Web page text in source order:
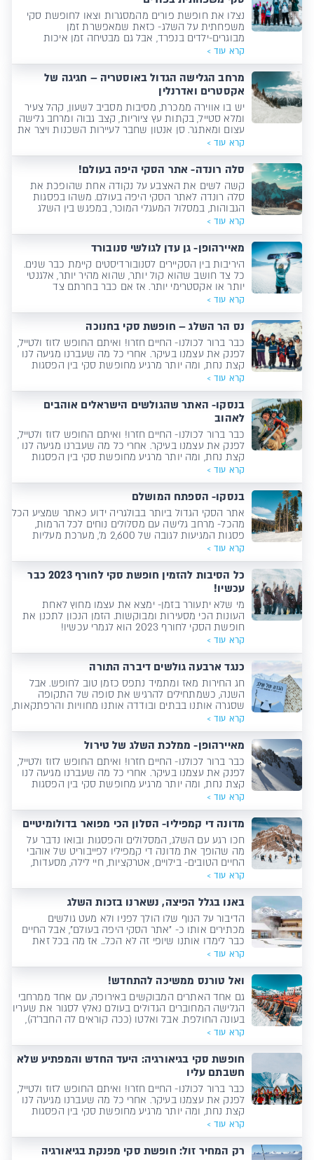
נצלו את חופשת פורים מהמסגרות וצאו לחופשת סקי
משפחתית על השלג- כזאת שמאפשרת זמן
מבוגרים-ילדים בנפרד, אבל גם מבטיחה זמן איכות
משפחתי שלא דומה לשום דבר אחר!
קרא עוד >
מרחב הגלישה הגדול באוסטריה – חגיגה של
אקסטרים ואדרנלין
יש בו אווירה ממכרת, מסיבות מסביב לשעון, קהל צעיר
ומלא סטייל, בקתות עץ ציוריות, קצב גבוה ומרחב גלישה
עצום ומאתגר. סן אנטון שחבר לעיירות השכנות ויצר את
הוא יעד חובה לכל גולש סקי!
קרא עוד >
סלה רונדה- אתר הסקי היפה בעולם!
קשה לשים את האצבע על נקודה אחת שהופכת את
סלה רונדה לאתר הסקי היפה בעולם. משהו בפסגות
הגבוהות, במסלול המעגלי המוכר, במפגש בין השלג
לעיירות- יוצר תחושה שנחתתם לתוך גלויה. ובכל זאת,
היופי כאן, הוא רק ההתחלה...
קרא עוד >
מאיירהופן- גן עדן לגולשי סנובורד
היריבות בין הסקיירים לסנובורדיסטים קיימת כבר שנים.
כל צד חושב שהוא קול יותר, שהוא מהיר יותר, אלגנטי
יותר או אקסטרימי יותר. אז אם כבר בחרתם צד
והצטרפתם לעולם הסנובורדיסטים ,כדאי שתדעו איפה
לגלוש ומה מחכה לכם.
קרא עוד >
נס הר השלג – חופשת סקי בחנוכה
כבר ברור לכולנו- החיים חזרו! ואיתם החופש לזוז ולטייל,
לפנק את עצמנו בעיקר. אחרי כל מה שעברנו מגיעה לנו
קצת נחת, ומה יותר מרגיע מחופשת סקי בין הפסגות
המושלגות של בנסקו?
קרא עוד >
בנסקו- האתר שהגולשים הישראלים אוהבים
לאהוב
כבר ברור לכולנו- החיים חזרו! ואיתם החופש לזוז ולטייל,
לפנק את עצמנו בעיקר. אחרי כל מה שעברנו מגיעה לנו
קצת נחת, ומה יותר מרגיע מחופשת סקי בין הפסגות
המושלגות של בנסקו?
קרא עוד >
בנסקו- הספתח המושלם
אתר הסקי הגדול ביותר בבולגריה ידוע כאתר שמציע הכל
מהכל- מרחב גלישה עם מסלולים נוחים לכל הרמות,
פסגות המגיעות לגובה של 2,600 מ', מערכת מעליות
מתוחזקת ומושקעת, סנופארק ידידותי, שופינג, טברנות,
מרכזי ספא, ברים, מסעדות, אווירה דינמית שמתאימה לכל
הרכב.
קרא עוד >
כל הסיבות להזמין חופשת סקי לחורף 2023 כבר
עכשיו!
מי שלא יתעורר בזמן- ימצא את עצמו מחוץ לאחת
העונות הכי מסעירות ומבוקשות. הזמן הנכון לתכנן את
חופשת הסקי לחורף 2023 הוא לגמרי עכשיו!
קרא עוד >
כנגד ארבעה גולשים דיברה התורה
חג החירות מאז ומתמיד נתפס כזמן טוב לחופש. אבל
השנה, כשמתחילים להרגיש את סופה של התקופה
שסגרה אותנו בבתים ובודדה אותנו מחוויות והרפתקאות,
נדמה שכולם מחפשים הרבה יותר מסתם חופשה.
מחפשים חופשה שתפרוץ גבולות, שתספק חוויות, שיהיה
בה הכל מהכל ושתטעין לנו בחזרה את מצבורי האנרגיות.
קרא עוד >
מאיירהופן- ממלכת השלג של טירול
כבר ברור לכולנו- החיים חזרו! ואיתם החופש לזוז ולטייל,
לפנק את עצמנו בעיקר. אחרי כל מה שעברנו מגיעה לנו
קצת נחת, ומה יותר מרגיע מחופשת סקי בין הפסגות
המושלגות של בנסקו?
קרא עוד >
מדונה די קמפיליו- הסלון הכי מפואר בדולומיטיים
חכו רגע עם השלג, המסלולים והפסגות ובואו נדבר על
מה שהופך את מדונה די קמפיליו לפייבוריט של אוהבי
החיים הטובים- בילויים, אטרקציות, חיי לילה, מסעדות,
שופינג – אם אתם מתכננים סיקור במדונה כדאי שתארזו
טוקסידו או שמלת ערב כי זה הולך להיות נוצץ!
קרא עוד >
באנו בגלל הפיצה, נשארנו בזכות השלג
הדיבור על הנוף שלו הולך לפניו ולא מעט גולשים
מכתירים אותו כ- "אתר הסקי היפה בעולם", אבל החיים
כבר לימדו אותנו שיופי זה לא הכל... אז מה בכל זאת
הופך את סלה רונדה האיטלקי לאחד מאתרי הסקי
האירופים הכי מבוקשים? אספנו 5 תשובות טובות.
קרא עוד >
ואל טורנס ממשיכה להתחדש!
גם אחד האתרים המבוקשים באירופה, עם אחד ממרחבי
הגלישה המחוברים הגדולים בעולם נאלץ לסגור את שעריו
בעונה החולפת. אבל ואלטו (ככה קוראים לה החבר'ה),
לא עצרה לנוח- העיירה התחדשה, השתפרה, השתדרגה
ופתחה את עונת 2022 בפול גז! קבלו את כל מה שחדש
בוואל טורנס וכל מה שהפך את האתר מממש טוב-
לאפילו טוב יותר!
קרא עוד >
חופשת סקי בגיאורגיה: היעד החדש והמפתיע שלא
חשבתם עליו
כבר ברור לכולנו- החיים חזרו! ואיתם החופש לזוז ולטייל,
לפנק את עצמנו בעיקר. אחרי כל מה שעברנו מגיעה לנו
קצת נחת, ומה יותר מרגיע מחופשת סקי בין הפסגות
המושלגות של בנסקו?
קרא עוד >
רק המחיר זול: חופשת סקי מפנקת בגיאורגיה